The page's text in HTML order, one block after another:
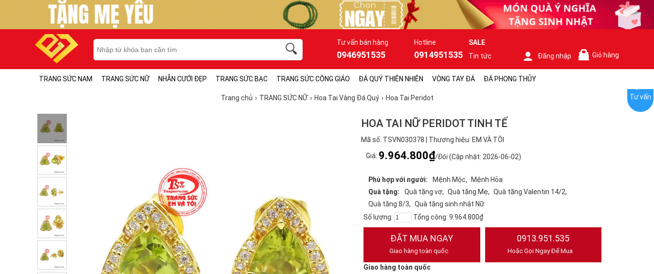
Tư vấn bán hàng
0946951535
Hotline
0914951535
SALE
Tin tức
Đăng nhập Giỏ hàng
TRANG SỨC NAM TRANG SỨC NỮ NHẪN CƯỚI ĐẸP TRANG SỨC BẠC TRANG SỨC CÔNG GIÁO ĐÁ QUÝ THIÊN NHIÊN VÒNG TAY ĐÁ ĐÁ PHONG THỦY
Trang chủ TRANG SỨC NỮ Hoa Tai Vàng Đá Quý Hoa Tai Peridot
HOA TAI NỮ PERIDOT TINH TẾ
Mã số: TSVN030378 | Thương hiệu: EM VÀ TÔI
Giá: 9.964.800₫/Đôi(Cập nhật: 2026-06-02)
Phù hợp với người: Mệnh Mộc
Mệnh Hỏa
Quà tặng:
Quà tặng vợ Quà tặng Mẹ
Quà tặng Valentin 14/2
Quà tặng 8/3
Quà tặng sinh nhật Nữ
Số lượng:
Tổng cộng: 9.964.800₫
ĐẶT MUA NGAY
Giao hàng toàn quốc
0913.951.535
Hoặc Gọi Ngay Để Mua
Giao hàng toàn quốc
Tư vấn